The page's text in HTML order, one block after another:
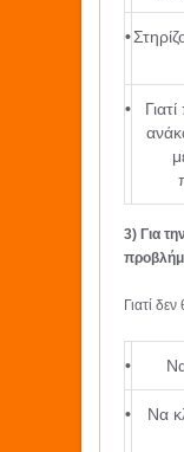
•
•
3) Για
Γιατί
•
•
Να